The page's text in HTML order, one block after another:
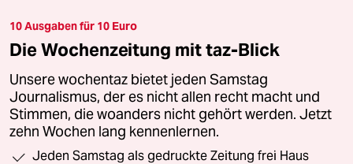
10 Ausgaben für 10 Euro
Die Wochenzeitung mit taz-Blick
Unsere wochentaz bietet jeden Samstag
Journalismus, der es nicht allen recht macht und
Stimmen, die woanders nicht gehört werden. Jetzt
zehn Wochen lang kennenlernen.
Jeden Samstag als gedruckte Zeitung frei Haus